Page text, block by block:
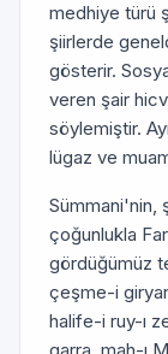
medhiye türü
şiirlerde
gösterir.
veren şair
söylemiştir.
lügaz ve
Sümmani'nin,
çoğunlukla
gördüğümüz
çeşme-i
halife-i ruy-ı